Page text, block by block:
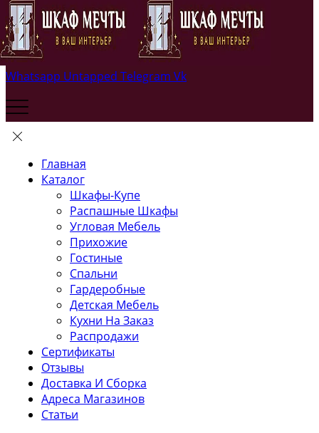
Whatsapp Untapped Telegram Vk
Главная
Каталог
Шкафы-Купе
Распашные Шкафы
Угловая Мебель
Прихожие
Гостиные
Спальни
Гардеробные
Детская Мебель
Кухни На Заказ
Распродажи
Сертификаты
Отзывы
Доставка И Сборка
Адреса Магазинов
Статьи